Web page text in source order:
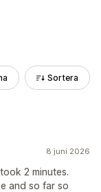
Sortera
8 juni 2026
2 minutes.
and so far so